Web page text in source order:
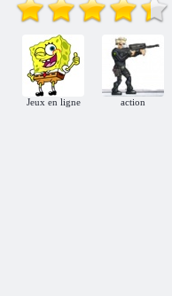
Jeux en ligne action